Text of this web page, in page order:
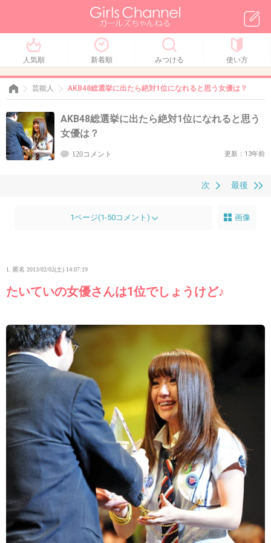
人気順 新着順 みつける 使い方
芸能人 AKB48総選挙に出たら絶対1位になれると思う女優は？
AKB48総選挙に出たら絶対1位になれると思う
女優は？
120コメント 更新：13年前
最後
次
1ページ(1-50コメント) 画像
1. 匿名 2013/02/02(土) 14:07:19
たいていの女優さんは1位でしょうけど♪